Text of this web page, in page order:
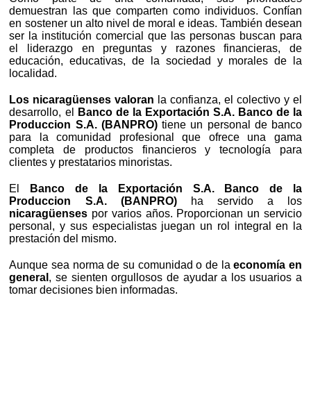
demuestran las que comparten como individuos. Confían
en sostener un alto nivel de moral e ideas. También desean
ser la institución comercial que las personas buscan para
el liderazgo en preguntas y razones financieras, de
educación, educativas, de la sociedad y morales de la
localidad.
Los nicaragüenses valoran la confianza, el colectivo y el
desarrollo, el
Banco de la Exportación S.A. Banco de la
Produccion S.A. (BANPRO)tiene un personal de banco
para la comunidad profesional que ofrece una gama
completa de productos financieros y tecnología para
clientes y prestatarios minoristas.
El
Banco de la Exportación S.A. Banco de la
Produccion S.A. (BANPRO)ha servido a los
nicaragüenses por varios años. Proporcionan un servicio
personal, y sus especialistas juegan un rol integral en la
prestación del mismo.
Aunque sea norma de su comunidad o de laeconomía en
general , se sienten orgullosos de ayudar a los usuarios a
tomar decisiones bien informadas.